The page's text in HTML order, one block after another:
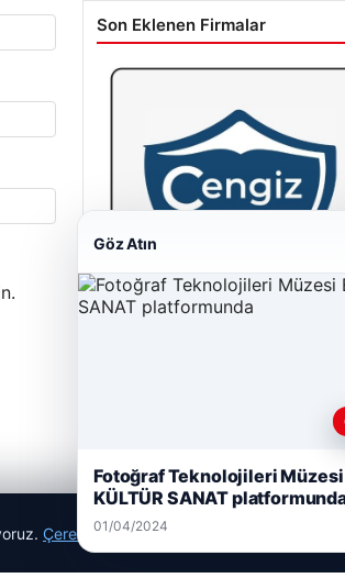
Son Eklenen Firmalar
Çerez Politikamız
Göz Atın
Fotoğraf Teknolojileri Müzesi
KÜLTÜR SANAT
01/04/2024